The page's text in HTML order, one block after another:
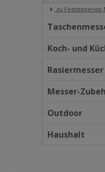
zu Feststehende
Koch- und
Rasiermesser
Messer-
Outdoor
Haushalt